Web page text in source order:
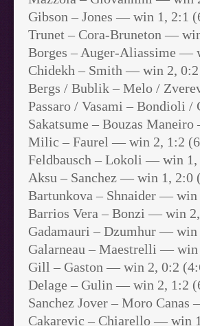
Gibson – Jones — win 1, 2:1
Trunet – Cora-Bruneton —
Borges – Auger-Aliassime —
Chidekh – Smith — win 2,
Bergs / Bublik – Melo /
Passaro / Vasami – Bondioli
Sakatsume – Bouzas
Milic – Faurel — win 2, 1:2
Feldbausch – Lokoli — win 1,
Aksu – Sanchez — win 1, 2:0
Bartunkova – Shnaider — win
Barrios Vera – Bonzi — win
Gadamauri – Dzumhur — win
Galarneau – Maestrelli —
Gill – Gaston — win 2, 0:2
Delage – Gulin — win 2, 1:2
Sanchez Jover – Moro
Cakarevic – Chiarello — win